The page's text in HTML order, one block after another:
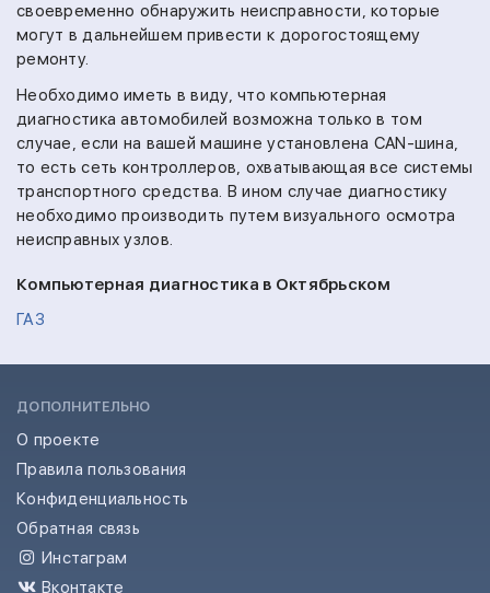
своевременно обнаружить неисправности, которые
могут в дальнейшем привести к дорогостоящему
ремонту.
Необходимо иметь в виду, что компьютерная
диагностика автомобилей возможна только в том
случае, если на вашей машине установлена CAN-шина,
то есть сеть контроллеров, охватывающая все системы
транспортного средства. В ином случае диагностику
необходимо производить путем визуального осмотра
неисправных узлов.
Компьютерная диагностика в Октябрьском
ГАЗ
ДОПОЛНИТЕЛЬНО
О проекте
Правила пользования
Конфиденциальность
Обратная связь
Инстаграм
Вконтакте